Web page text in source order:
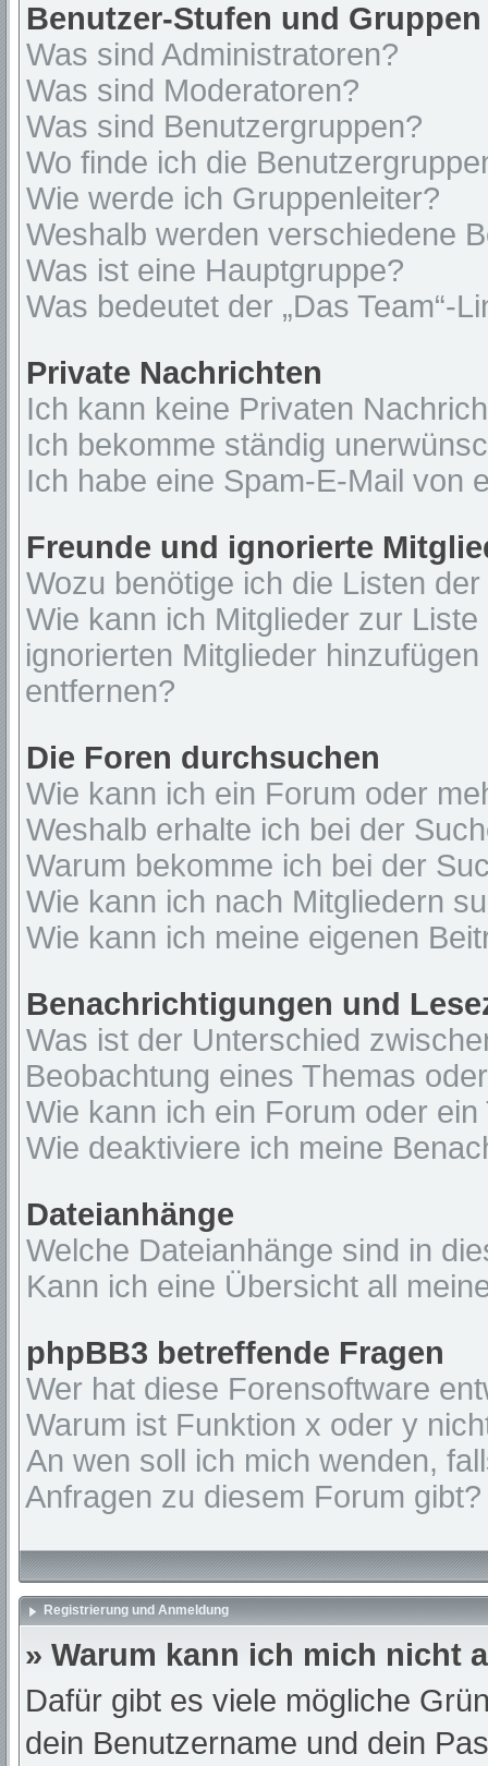
Benutzer-Stufen und Gruppen
Was sind Administratoren?
Was sind Moderatoren?
Was sind Benutzergruppen?
Wo finde ich die
Wie werde ich Gruppenleiter?
Weshalb werden verschiedene
Was ist eine Hauptgruppe?
Was bedeutet der „Das Team“-
Private Nachrichten
Ich kann keine Privaten
Ich bekomme ständig
Ich habe eine Spam-E-Mail von
Freunde und ignorierte
Wozu benötige ich die Listen
Wie kann ich Mitglieder zur
ignorierten Mitglieder
entfernen?
Die Foren durchsuchen
Wie kann ich ein Forum oder
Weshalb erhalte ich bei der
Warum bekomme ich bei der
Wie kann ich nach Mitgliedern
Wie kann ich meine eigenen
Benachrichtigungen und
Was ist der Unterschied
Beobachtung eines Themas
Wie kann ich ein Forum oder
Wie deaktiviere ich meine
Dateianhänge
Welche Dateianhänge sind in
Kann ich eine Übersicht all
phpBB3 betreffende Fragen
Wer hat diese Forensoftware
Warum ist Funktion x oder y
An wen soll ich mich wenden,
Anfragen zu diesem Forum gibt?
Registrierung und Anmeldung
» Warum kann ich mich nicht
Dafür gibt es viele mögliche
dein Benutzername und dein